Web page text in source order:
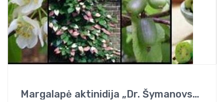
Margalapė aktinidija „Dr. Šymanovski”